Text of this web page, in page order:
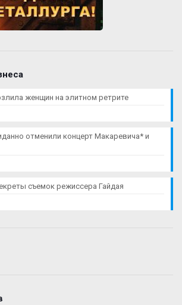
женщин на элитном ретрите
отменили концерт Макаревича* и
съемок режиссера Гайдая